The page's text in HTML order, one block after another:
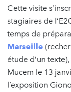
Cette visite
stagiaires de
temps de
Marseille
étude d’un
Mucem le 13
l’exposition